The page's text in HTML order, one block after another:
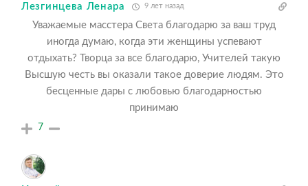
Лезгинцева Ленара 9 лет назад
Уважаемые масстера Света благодарю за ваш труд
иногда думаю, когда эти женщины успевают
отдыхать? Творца за все благодарю, Учителей такую
Высшую честь вы оказали такое доверие людям. Это
бесценные дары с любовью благодарностью
принимаю
7